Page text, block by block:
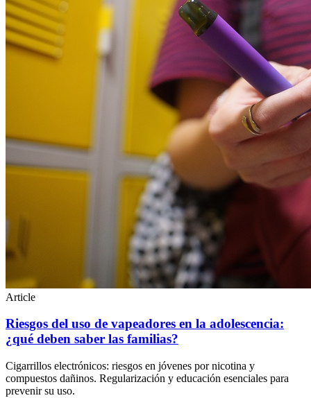
Article
Riesgos del uso de vapeadores en la adolescencia:
¿qué deben saber las familias?
Cigarrillos electrónicos: riesgos en jóvenes por nicotina y
compuestos dañinos. Regularización y educación esenciales para
prevenir su uso.